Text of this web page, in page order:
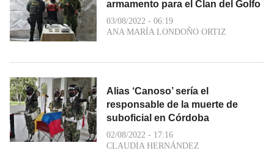
armamento para el Clan del Golfo
03/08/2022 - 06:19
ANA MARÍA LONDOÑO ORTIZ
Alias ‘Canoso’ sería el
responsable de la muerte de
suboficial en Córdoba
02/08/2022 - 17:16
CLAUDIA HERNÁNDEZ